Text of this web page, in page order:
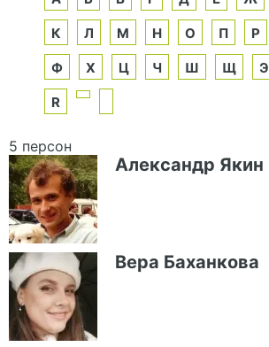
К Л М Н О П Р
Ф Х Ц Ч Ш Щ Э
R
5 персон
Александр Якин
Вера Баханкова